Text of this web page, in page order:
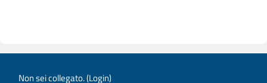
Non sei collegato. (Login)